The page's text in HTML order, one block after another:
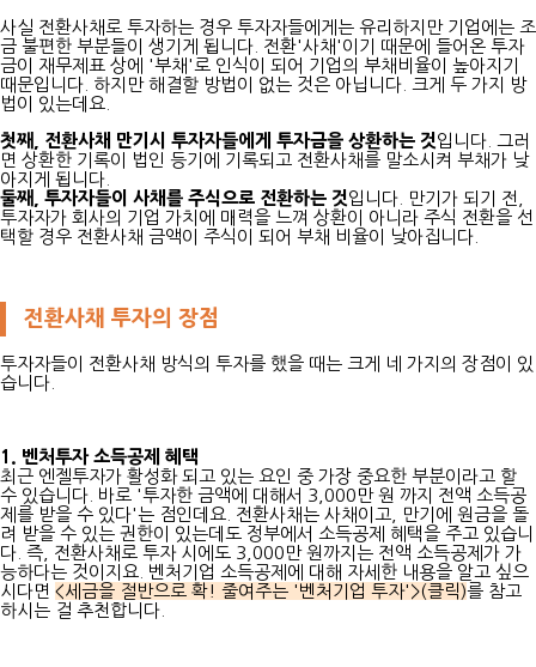
사실 전환사채로 투자하는 경우 투자자들에게는 유리하지만 기업에는 조
금 불편한 부분들이 생기게 됩니다. 전환'사채'이기 때문에 들어온 투자
금이 재무제표 상에 '부채'로 인식이 되어 기업의 부채비율이 높아지기
때문입니다. 하지만 해결할 방법이 없는 것은 아닙니다. 크게 두 가지 방
법이 있는데요.
첫째, 전환사채 만기시 투자자들에게 투자금을 상환하는 것 입니다. 그러
면 상환한 기록이 법인 등기에 기록되고 전환사채를 말소시켜 부채가 낮
아지게 됩니다.
둘째, 투자자들이 사채를 주식으로 전환하는 것 입니다. 만기가 되기 전,
투자자가 회사의 기업 가치에 매력을 느껴 상환이 아니라 주식 전환을 선
택할 경우 전환사채 금액이 주식이 되어 부채 비율이 낮아집니다.
전환사채 투자의 장점
투자자들이 전환사채 방식의 투자를 했을 때는 크게 네 가지의 장점이 있
습니다.
1. 벤처투자 소득공제 혜택
최근 엔젤투자가 활성화 되고 있는 요인 중 가장 중요한 부분이라고 할
수 있습니다. 바로 '투자한 금액에 대해서 3,000만 원 까지 전액 소득공
제를 받을 수 있다'는 점인데요. 전환사채는 사채이고, 만기에 원금을 돌
려 받을 수 있는 권한이 있는데도 정부에서 소득공제 혜택을 주고 있습니
다. 즉, 전환사채로 투자 시에도 3,000만 원까지는 전액 소득공제가 가
능하다는 것이지요. 벤처기업 소득공제에 대해 자세한 내용을 알고 싶으
시다면 <세금을 절반으로 확! 줄여주는 '벤처기업 투자'>(클릭)를 참고
하시는 걸 추천합니다.